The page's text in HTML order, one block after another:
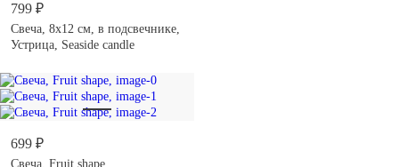
799 ₽
Свеча, 8х12 см, в подсвечнике,
Устрица, Seaside candle
699 ₽
Свеча, Fruit shape